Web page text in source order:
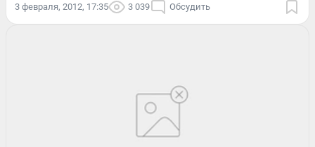
3 февраля, 2012, 17:35 3 039 Обсудить